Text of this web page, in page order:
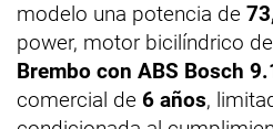
modelo una potencia de
power, motor bicilíndrico de
Brembo con ABS Bosch
comercial de 6 años,